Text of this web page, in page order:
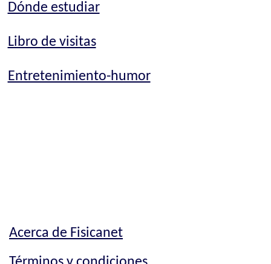
Dónde estudiar
Libro de visitas
Entretenimiento-humor
Acerca de Fisicanet